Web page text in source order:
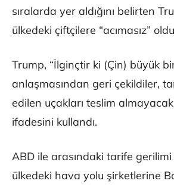
sıralarda yer aldığını belirten
ülkedeki çiftçilere “acımasız”
Trump, “İlginçtir ki (Çin) büyük
anlaşmasından geri çekildiler,
edilen uçakları teslim
ifadesini kullandı.
ABD ile arasındaki tarife gerilimi
ülkedeki hava yolu şirketlerine